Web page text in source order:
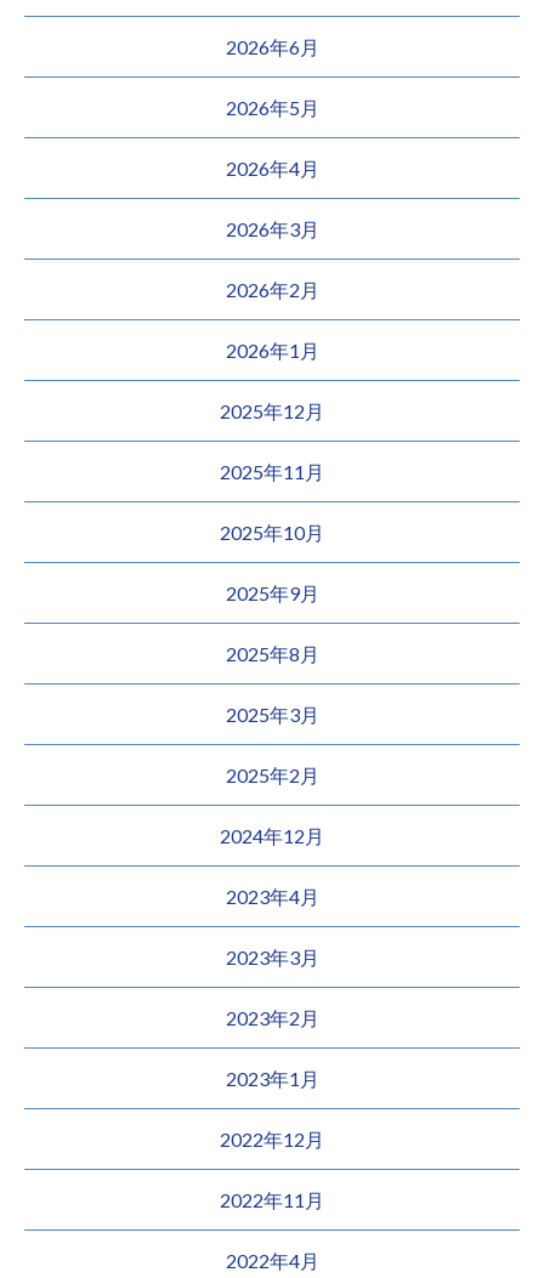
2026年6月
2026年5月
2026年4月
2026年3月
2026年2月
2026年1月
2025年12月
2025年11月
2025年10月
2025年9月
2025年8月
2025年3月
2025年2月
2024年12月
2023年4月
2023年3月
2023年2月
2023年1月
2022年12月
2022年11月
2022年4月